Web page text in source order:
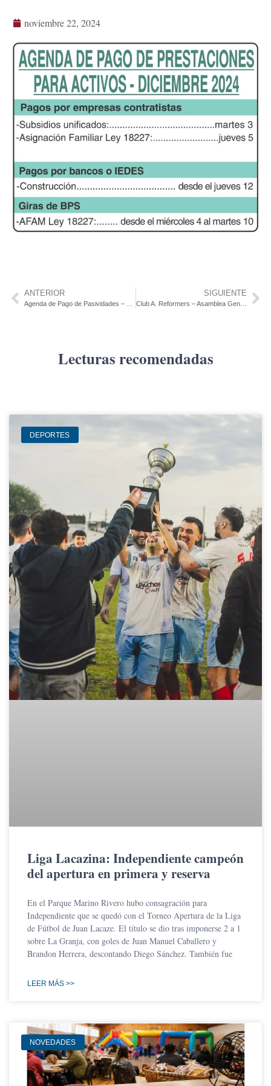
noviembre 22, 2024
ANTERIOR SIGUIENTE
Club A. Reformers – Asamblea General Ordinaria
Lecturas recomendadas
DEPORTES
Liga Lacazina: Independiente campeón
del apertura en primera y reserva
En el Parque Marino Rivero hubo consagración para
Independiente que se quedó con el Torneo Apertura de la Liga
de Fútbol de Juan Lacaze. El título se dio tras imponerse 2 a 1
sobre La Granja, con goles de Juan Manuel Caballero y
Brandon Herrera, descontando Diego Sánchez. También fue
LEER MÁS >>
NOVEDADES